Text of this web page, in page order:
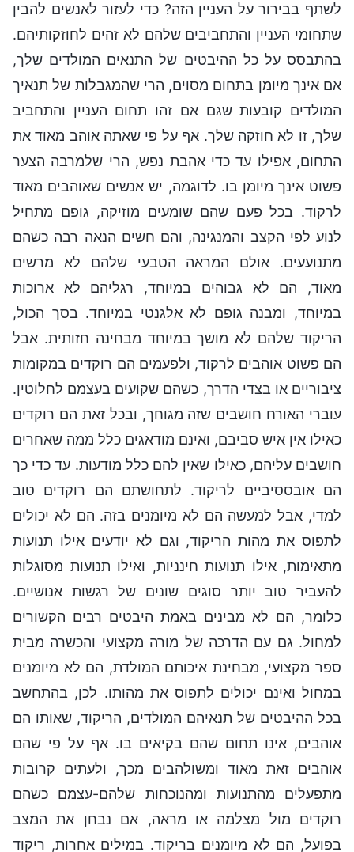
לשתף בבירור על העניין הזה? כדי לעזור לאנשים להבין
שתחומי העניין והתחביבים שלהם לא זהים לחוזקותיהם.
בהתבסס על כל ההיבטים של התנאים המולדים שלך,
אם אינך מיומן בתחום מסוים, הרי שהמגבלות של תנאיך
המולדים קובעות שגם אם זהו תחום העניין והתחביב
שלך, זו לא חוזקה שלך. אף על פי שאתה אוהב מאוד את
התחום, אפילו עד כדי אהבת נפש, הרי שלמרבה הצער
פשוט אינך מיומן בו. לדוגמה, יש אנשים שאוהבים מאוד
לרקוד. בכל פעם שהם שומעים מוזיקה, גופם מתחיל
לנוע לפי הקצב והמנגינה, והם חשים הנאה רבה כשהם
מתנועעים. אולם המראה הטבעי שלהם לא מרשים
מאוד, הם לא גבוהים במיוחד, רגליהם לא ארוכות
במיוחד, ומבנה גופם לא אלגנטי במיוחד. בסך הכול,
הריקוד שלהם לא מושך במיוחד מבחינה חזותית. אבל
הם פשוט אוהבים לרקוד, ולפעמים הם רוקדים במקומות
ציבוריים או בצדי הדרך, כשהם שקועים בעצמם לחלוטין.
עוברי האורח חושבים שזה מגוחך, ובכל זאת הם רוקדים
כאילו אין איש סביבם, ואינם מודאגים כלל ממה שאחרים
חושבים עליהם, כאילו שאין להם כלל מודעות. עד כדי כך
הם אובססיביים לריקוד. לתחושתם הם רוקדים טוב
למדי, אבל למעשה הם לא מיומנים בזה. הם לא יכולים
לתפוס את מהות הריקוד, וגם לא יודעים אילו תנועות
מתאימות, אילו תנועות חינניות, ואילו תנועות מסוגלות
להעביר טוב יותר סוגים שונים של רגשות אנושיים.
כלומר, הם לא מבינים באמת היבטים רבים הקשורים
למחול. גם עם הדרכה של מורה מקצועי והכשרה מבית
ספר מקצועי, מבחינת איכותם המולדת, הם לא מיומנים
במחול ואינם יכולים לתפוס את מהותו. לכן, בהתחשב
בכל ההיבטים של תנאיהם המולדים, הריקוד, שאותו הם
אוהבים, אינו תחום שהם בקיאים בו. אף על פי שהם
אוהבים זאת מאוד ומשולהבים מכך, ולעתים קרובות
מתפעלים מהתנועות ומהנוכחות שלהם-עצמם כשהם
רוקדים מול מצלמה או מראה, אם נבחן את המצב
בפועל, הם לא מיומנים בריקוד. במילים אחרות, ריקוד